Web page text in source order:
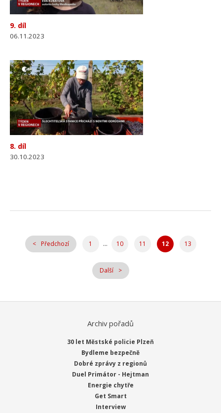
9. díl
06.11.2023
8. díl
30.10.2023
Předchozí 1 ... 10 11 12 13
Další
Archiv pořadů
30 let Městské policie Plzeň
Bydleme bezpečně
Dobré zprávy z regionů
Duel Primátor - Hejtman
Energie chytře
Get Smart
Interview